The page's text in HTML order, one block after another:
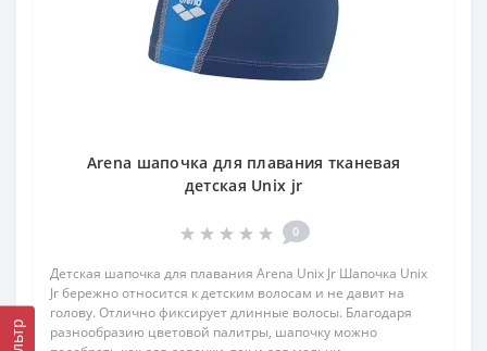
Arena шапочка для плавания тканевая
детская Unix jr
0
Детская шапочка для плавания Arena Unix Jr Шапочка Unix
Jr бережно относится к детским волосам и не давит на
голову. Отлично фиксирует длинные волосы. Благодаря
разнообразию цветовой палитры, шапочку можно